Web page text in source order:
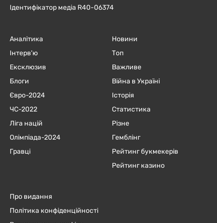
Ідентифікатор медіа R40-06374
Аналітика
Інтерв'ю
Ексклюзив
Блоги
Євро-2024
ЧC-2022
Ліга націй
Олімпіада-2024
Гравці
Новини
Топ
Важливе
Війна в Україні
Історія
Статистика
Різне
Гемблінг
Рейтинг букмекерів
Рейтинг казино
Про видання
Політика конфіденційності